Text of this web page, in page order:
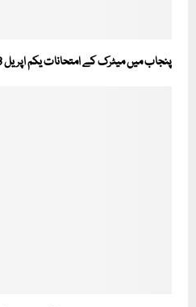
پنجاب میں میٹرک کے امتحانات یکم اپریل 2023.سے شروع ہونگے